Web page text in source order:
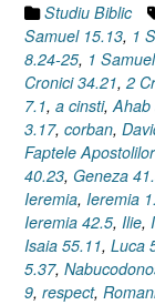
Studiu Biblic
Samuel 15.13, 1
8.24-25, 1
Cronici 34.21, 2
7.1, a cinsti,Ahab
3.17, corban,
Faptele
40.23, Geneza
Ieremia, Ieremia
Ieremia 42.5, Ilie,
Isaia 55.11, Luca
5.37,
9, respect,